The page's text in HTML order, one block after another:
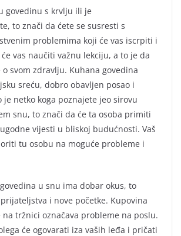
govedinu s krvlju ili je
to znači da ćete se susresti s
problemima koji će vas iscrpiti i
vas naučiti važnu lekciju, a to je da
svom zdravlju. Kuhana govedina
sreću, dobro obavljen posao i
je netko koga poznajete jeo sirovu
snu, to znači da će ta osoba primiti
vijesti u bliskoj budućnosti. Vaš
tu osobu na moguće probleme i
u snu ima dobar okus, to
i nove početke. Kupovina
na tržnici označava probleme na poslu.
će ogovarati iza vaših leđa i pričati